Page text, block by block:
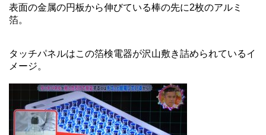
表面の金属の円板から伸びている棒の先に2枚のアルミ
箔。
タッチパネルはこの箔検電器が沢山敷き詰められているイ
メージ。